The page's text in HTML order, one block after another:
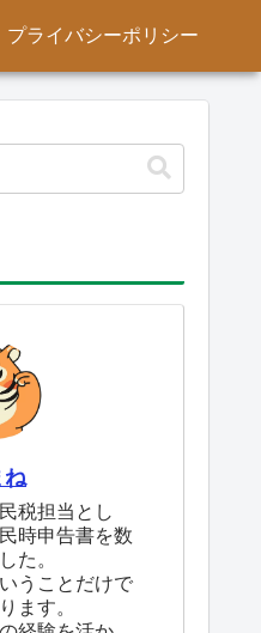
プライバシーポリシー
ね
税担当とし
時申告書を数
た。
うことだけで
ます。